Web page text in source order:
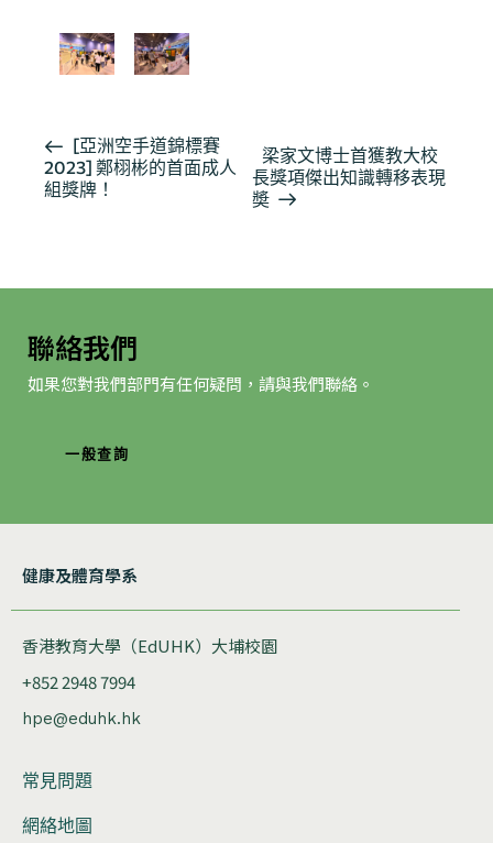
活
動
导
[亞洲空手道錦標賽
2023] 鄭栩彬的首面成人
組獎牌！
梁家文博士首獲教大校
長獎項傑出知識轉移表現
奬
聯絡我們
如果您對我們部門有任何疑問，請與我們聯絡。
一般查詢
健康及體育學系
香港教育大學（EdUHK）大埔校園
+852 2948 7994
hpe@eduhk.hk
常見問題
網絡地圖